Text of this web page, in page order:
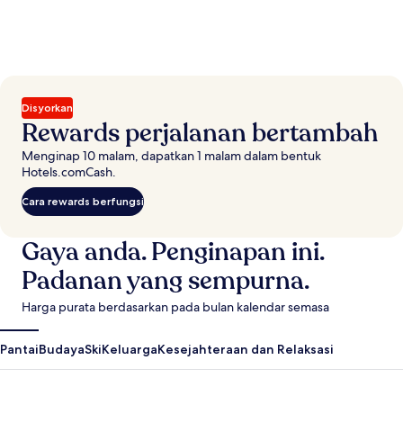
Disyorkan
Rewards perjalanan bertambah
Menginap 10 malam, dapatkan 1 malam dalam bentuk
Hotels.comCash.
Cara rewards berfungsi
Gaya anda. Penginapan ini.
Padanan yang sempurna.
Harga purata berdasarkan pada bulan kalendar semasa
PantaiBudayaSkiKeluargaKesejahteraan dan Relaksasi